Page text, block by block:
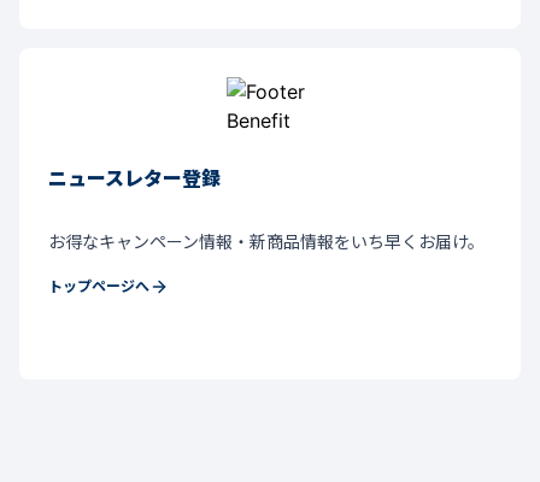
ニュースレター登録
お得なキャンペーン情報・新商品情報をいち早くお届け。
トップページへ